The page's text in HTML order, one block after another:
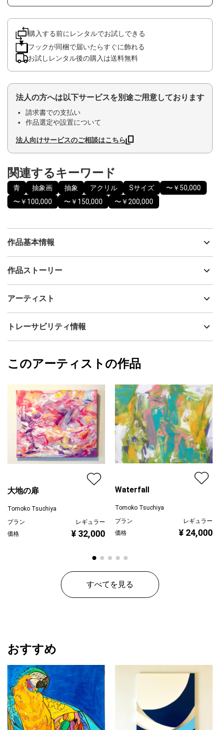
購入する前にレンタルでお試しできる
フックが同梱で届いたらすぐに飾れる
お試しレンタル後の購入は送料無料
法人の方へは以下サービスを別途ご用意しております
請求書での支払い
作品選定や設置について
法人向けサービスのご相談はこちら
関連するキーワード
青 抽象画 抽象 アクリル Sサイズ
〜￥50,000
〜￥100,000
〜￥150,000 〜￥200,000
作品基本情報
出品者
制作年
アクリル
カラー
青
配送目安
二週間以内
作品ストーリー
た、幾重にも重ねて得た質感は、森そのものの生命力を表してい
アーティスト
Tomoko Tsuchiya
フォローする
トレーサビリティ情報
Tomoko Tsuchiya
このアーティストの作品
大地の扉
Tomoko Tsuchiya
プラン
レギュラー
価格
¥ 32,000
Waterfall
Tomoko Tsuchiya
プラン
レギュラー
価格
¥ 24,000
すべてを見る
おすすめ